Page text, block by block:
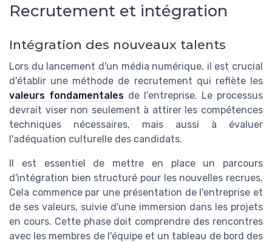
Recrutement et intégration
Intégration des nouveaux talents
Lors du lancement d'un média numérique, il est crucial
d'établir une méthode de recrutement qui reflète les
valeurs fondamentales de l'entreprise. Le processus
devrait viser non seulement à attirer les compétences
techniques nécessaires, mais aussi à évaluer
l'adéquation culturelle des candidats.
Il est essentiel de mettre en place un parcours
d'intégration bien structuré pour les nouvelles recrues.
Cela commence par une présentation de l'entreprise et
de ses valeurs, suivie d'une immersion dans les projets
en cours. Cette phase doit comprendre des rencontres
avec les membres de l'équipe et un tableau de bord des